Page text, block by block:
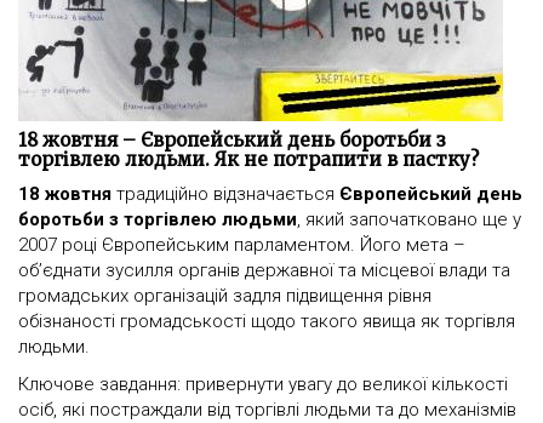
18 жовтня – Європейський день боротьби з
торгівлею людьми. Як не потрапити в пастку?
18 жовтня традиційно відзначається Європейський день
боротьби з торгівлею людьми, який започатковано ще у
2007 році Європейським парламентом. Його мета –
об’єднати зусилля органів державної та місцевої влади та
громадських організацій задля підвищення рівня
обізнаності громадськості щодо такого явища як торгівля
людьми.
Ключове завдання: привернути увагу до великої кількості
осіб, які постраждали від торгівлі людьми та до механізмів